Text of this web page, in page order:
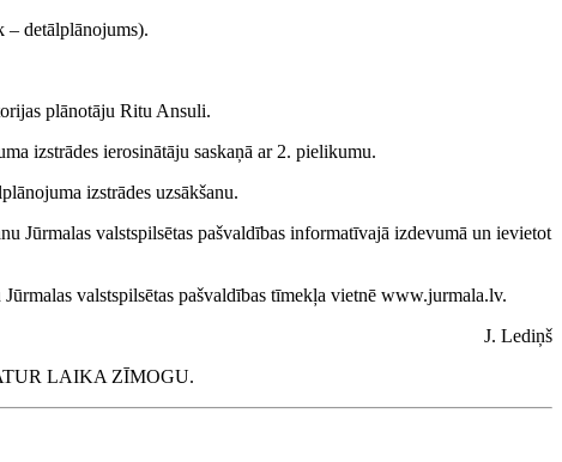
– detālplānojums).
plānotāju Ritu Ansuli.
izstrādes ierosinātāju saskaņā ar 2. pielikumu.
izstrādes uzsākšanu.
Jūrmalas valstspilsētas pašvaldības informatīvajā izdevumā un ievietot
valstspilsētas pašvaldības tīmekļa vietnē www.jurmala.lv.
J. Lediņš
LAIKA ZĪMOGU.